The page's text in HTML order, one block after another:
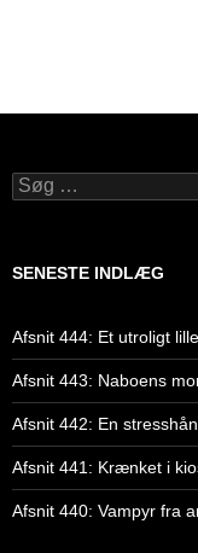
Søg
efter:
SENESTE INDLÆG
Afsnit 444: Et utroligt
Afsnit 443: Naboens
Afsnit 442: En
Afsnit 441: Krænket i
Afsnit 440: Vampyr fra